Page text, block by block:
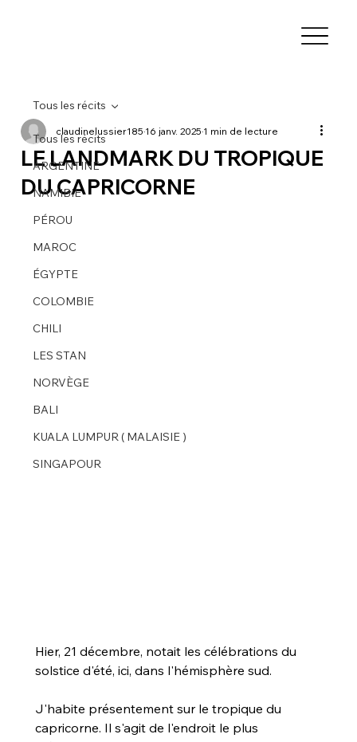
Tous les récits
ARGENTINE
NAMIBIE
PÉROU
MAROC
ÉGYPTE
COLOMBIE
CHILI
LES STAN
NORVÈGE
BALI
KUALA LUMPUR ( MALAISIE )
SINGAPOUR
Tous les récits
LE LANDMARK DU TROPIQUE
DU CAPRICORNE
claudinelussier18516 janv. 20251 min de lecture
Hier, 21 décembre, notait les célébrations du
solstice d'été, ici, dans l'hémisphère sud.
J'habite présentement sur le tropique du
capricorne. Il s'agit de l'endroit le plus